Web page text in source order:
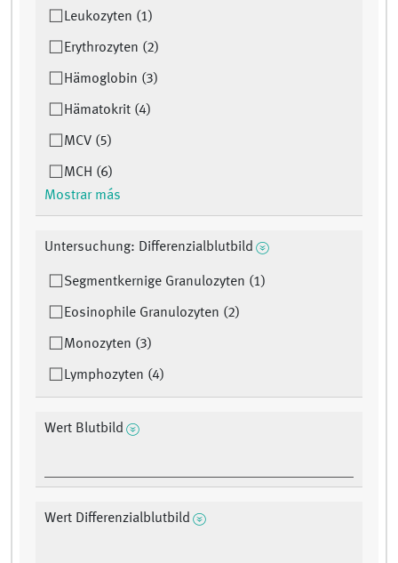
Leukozyten (1)
Erythrozyten (2)
Hämoglobin (3)
Hämatokrit (4)
MCV (5)
MCH (6)
Mostrar más
Untersuchung: Differenzialblutbild
Segmentkernige Granulozyten (1)
Eosinophile Granulozyten (2)
Monozyten (3)
Lymphozyten (4)
Wert Blutbild
Wert Differenzialblutbild